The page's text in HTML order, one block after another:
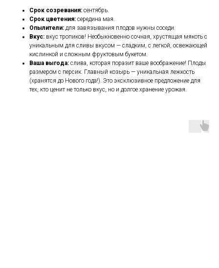
Срок созревания: сентябрь.
Срок цветения: середина мая.
Опылители: для завязывания плодов нужны соседи.
Вкус: вкус тропиков! Необыкновенно сочная, хрустящая мякоть с
уникальным для сливы вкусом — сладким, с легкой, освежающей
кислинкой и сложным фруктовым букетом.
Ваша выгода: слива, которая поразит ваше воображение! Плоды
размером с персик. Главный козырь — уникальная лежкость
(хранятся до Нового года!). Это эксклюзивное предложение для
тех, кто ценит не только вкус, но и долгое хранение урожая.